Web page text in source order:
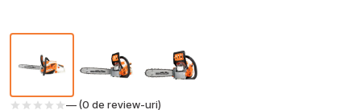
— (0 de review-uri)